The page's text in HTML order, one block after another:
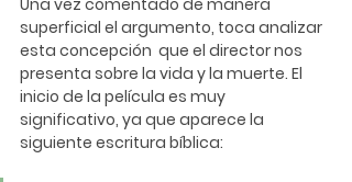
superficial el argumento, toca analizar
esta concepción  que el director nos
presenta sobre la vida y la muerte. El
inicio de la película es muy
significativo, ya que aparece la
siguiente escritura bíblica: